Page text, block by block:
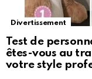
Divertissement
Test de
êtes-vous au
votre style